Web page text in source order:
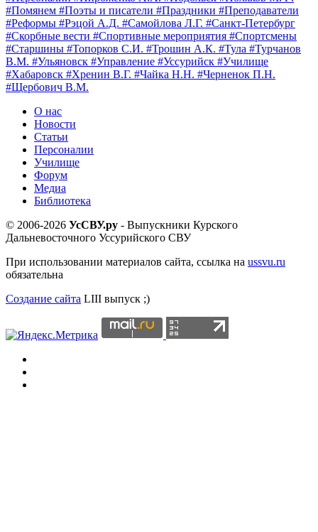
#Помянем #Поэты и писатели #Праздники #Преподаватели
#Реформы #Рэцой А.Д. #Самойлова Л.Г. #Санкт-Петербург
#Скорбные вести #Спортивные мероприятия #Спортсмены
#Старшины #Топорков С.И. #Трошин А.К. #Тула #Турчанов
В.М. #Ульяновск #Управление #Уссурийск #Училище
#Хабаровск #Хренин В.Г. #Чайка Н.Н. #Черненок П.Н.
#Щербович В.М.
О нас
Новости
Статьи
Персоналии
Училище
Форум
Медиа
Библиотека
© 2006-2026 УсСВУ.ру - Выпускники Курского
Дальневосточного Уссурийского СВУ
При использовании материалов сайта, ссылка на ussvu.ru
обязательна
Создание сайта LIII выпуск ;)